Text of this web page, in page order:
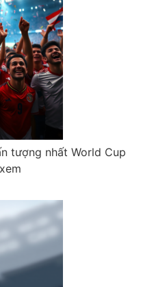
tượng nhất World Cup